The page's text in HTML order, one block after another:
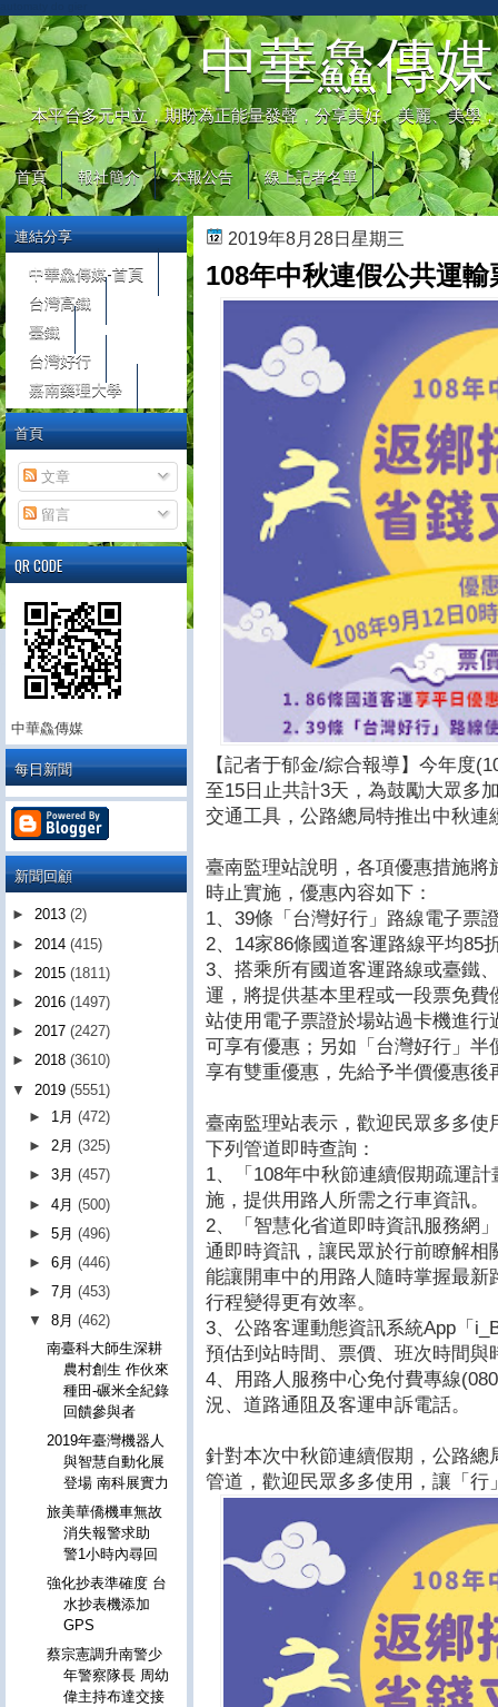
中華鱻傳媒
本平台多元中立，期盼為正能量發聲，分享美好、美麗、美學
首頁 報社簡介 本報公告 線上記者名單
2019年8月28日星期三
108年中秋連假公共運
【記者于郁金/綜合報導】今年度
至15日止共計3天，為鼓勵大眾多
交通工具，公路總局特推出中秋連
臺南監理站說明，各項優惠措施將
時止實施，優惠內容如下：
1、39條「台灣好行」路線電子票
2、14家86條國道客運路線平均85
3、搭乘所有國道客運路線或臺鐵
運，將提供基本里程或一段票免
站使用電子票證於場站過卡機進
可享有優惠；另如「台灣好行」
享有雙重優惠，先給予半價優惠後
臺南監理站表示，歡迎民眾多多
下列管道即時查詢：
1、「108年中秋節連續假期疏運
施，提供用路人所需之行車資訊。
2、「智慧化省道即時資訊服務網
通即時資訊，讓民眾於行前瞭解
能讓開車中的用路人隨時掌握最
行程變得更有效率。
3、公路客運動態資訊系統App「
預估到站時間、票價、班次時間與
4、用路人服務中心免付費專線
況、道路通阻及客運申訴電話。
針對本次中秋節連續假期，公路
管道，歡迎民眾多多使用，讓「行
連結分享
中華鱻傳媒-首頁
台灣高鐵
臺鐵
台灣好行
嘉南藥理大學
首頁
文章
留言
QR CODE
中華鱻傳媒
每日新聞
新聞回顧
► 2013 (2)
► 2014 (415)
► 2015 (1811)
► 2016 (1497)
► 2017 (2427)
► 2018 (3610)
▼ 2019 (5551)
► 1月(472)
►2月(325)
►3月(457)
►4月(500)
►5月(496)
►6月(446)
►7月(453)
▼8月(462)
南臺科大師生深耕
農村創生 作伙來
種田-碾米全紀錄
回饋參與者
2019年臺灣機器人
與智慧自動化展
登場 南科展實力
旅美華僑機車無故
消失報警求助
警1小時內尋回
強化抄表準確度 台
水抄表機添加
GPS
蔡宗憲調升南警少
年警察隊長 周幼
偉主持布達交接